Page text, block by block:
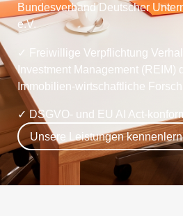
Bundesverband Deutscher
e.V.
✓ Freiwillige Verpflichtung
Investment Management (REIM)
Immobilien-wirtschaftliche
✓ DSGVO- und EU AI Act-
Unsere Leistungen